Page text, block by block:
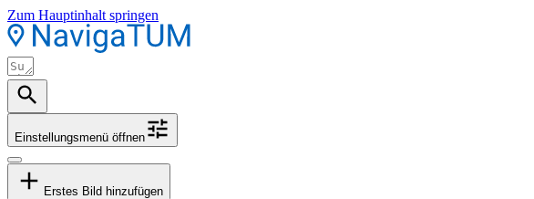
Zum Hauptinhalt springen
Einstellungsmenü öffnen
Erstes Bild hinzufügen